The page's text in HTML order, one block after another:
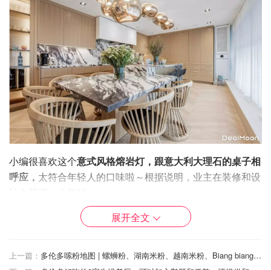
小编很喜欢这个意式风格熔岩灯，跟意大利大理石的桌子相
呼应， 太符合年轻人的口味啦～根据说明，业主在装修和设
展开全文
上一篇：
多伦多嗦粉地图 | 螺蛳粉、湖南米粉、越南米粉、Biang biang面····多伦多最好吃的粉都在这！